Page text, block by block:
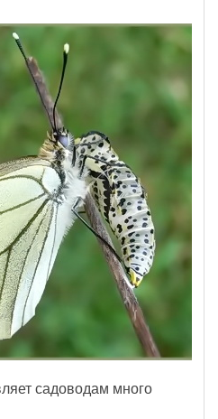
садоводам много